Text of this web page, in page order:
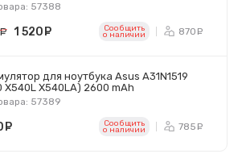
57388
руб.
1 520 руб.Сообщить
o наличии 870
для ноутбука Asus A31N1519
X540L X540LA) 2600 mAh
57389
Сообщить
o наличии 785